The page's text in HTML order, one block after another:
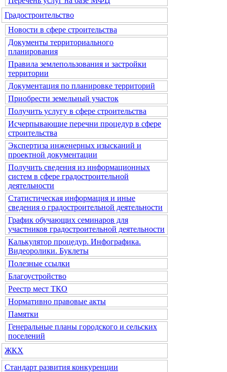
Градостроительство
Новости в сфере строительства
Документы территориального
планирования
Правила землепользования и застройки
территории
Документация по планировке территорий
Приобрести земельный участок
Получить услугу в сфере строительства
Исчерпывающие перечни процедур в сфере
строительства
Экспертиза инженерных изысканий и
проектной документации
Получить сведения из информационных
систем в сфере градостроительной
деятельности
Статистическая информация и иные
сведения о градостроительной деятельности
График обучающих семинаров для
участников градостроительной деятельности
Калькулятор процедур. Инфографика.
Видеоролики. Буклеты
Полезные ссылки
Благоустройство
Реестр мест ТКО
Нормативно правовые акты
Памятки
Генеральные планы городского и сельских
поселений
ЖКХ
Стандарт развития конкуренции